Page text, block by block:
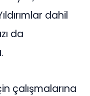
dahil
da
çalışmalarına